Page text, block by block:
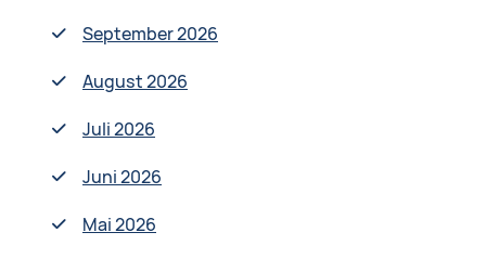
Beratung
durch
niedergelassenen
Düsseldorf
September 2026
August 2026
Juli 2026
Juni 2026
Mai 2026